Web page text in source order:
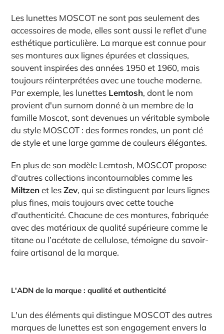
Les lunettes MOSCOT ne sont pas seulement des
accessoires de mode, elles sont aussi le reflet d'une
esthétique particulière. La marque est connue pour
ses montures aux lignes épurées et classiques,
souvent inspirées des années 1950 et 1960, mais
toujours réinterprétées avec une touche moderne.
Par exemple, les lunettes Lemtosh, dont le nom
provient d'un surnom donné à un membre de la
famille Moscot, sont devenues un véritable symbole
du style MOSCOT : des formes rondes, un pont clé
de style et une large gamme de couleurs élégantes.
En plus de son modèle Lemtosh, MOSCOT propose
d'autres collections incontournables comme les
Miltzenet lesZev, qui se distinguent par leurs lignes
plus fines, mais toujours avec cette touche
d'authenticité. Chacune de ces montures, fabriquée
avec des matériaux de qualité supérieure comme le
titane ou l’acétate de cellulose, témoigne du savoir-
faire artisanal de la marque.
L'ADN de la marque : qualité et authenticité
L'un des éléments qui distingue MOSCOT des autres
marques de lunettes est son engagement envers la